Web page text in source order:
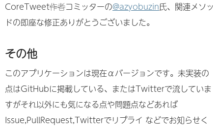
CoreTweet作者コミッターの@azyobuzin氏、関連メソッ
ドの即座な修正ありがとうございました。
その他
このアプリケーションは現在αバージョンです。未実装の
点はGitHubに掲載している、またはTwitterで流していま
すがそれ以外にも気になる点や問題点などあれば
Issue,PullRequest,Twitterでリプライ などでお知らせく